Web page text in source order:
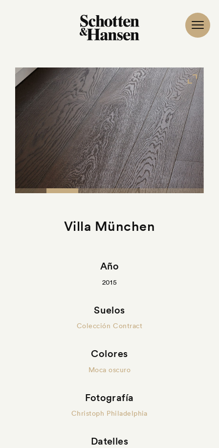
Villa München
Año
2015
Suelos
Colección Contract
Colores
Moca oscuro
Fotografía
Christoph Philadelphia
Datelles